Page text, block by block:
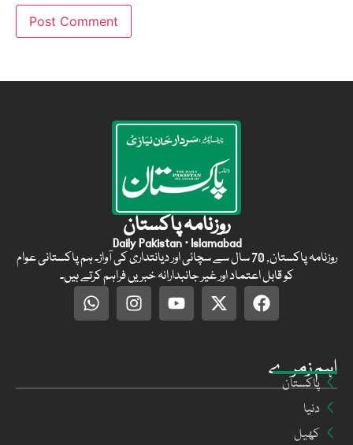
اہم زمرے
پاکستان
دنیا
کھیل
روزنامہ پاکستان
Daily Pakistan · Islamabad
روزنامہ پاکستان, 70 سال سے سچائی اور دیانتداری کی آواز۔ ہم پاکستانی عوام
کو قابل اعتماد اور غیر جانبدارانہ خبریں فراہم کرتے ہیں۔